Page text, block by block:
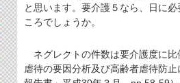
と思います。要介護５なら、日に
ころでしょうか。
ネグレクトの件数は要介護度に比
虐待の要因分析及び高齢者虐待防